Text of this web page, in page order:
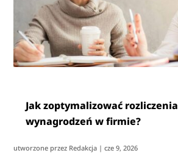
Jak zoptymalizować rozliczenia
wynagrodzeń w firmie?
utworzone przez Redakcja |cze 9, 2026